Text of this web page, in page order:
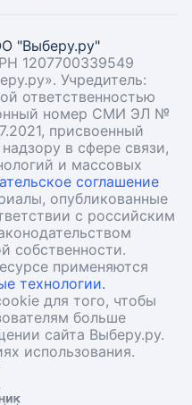
"Выберу.ру"
1207700339549
Учредитель:
ответственностью
номер СМИ ЭЛ №
присвоенный
в сфере связи,
и массовых
соглашение
опубликованные
с российским
собственности.
применяются
технологии.
для того, чтобы
больше
сайта Выберу.ру.
использования.